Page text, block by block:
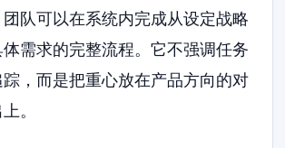
队可以在系统内完成从设定战略
需求的完整流程。它不强调任务
，而是把重心放在产品方向的对
。